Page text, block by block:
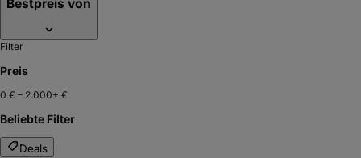
Bestpreis von
Filter
Preis
0 € – 2.000+ €
Beliebte Filter
Deals